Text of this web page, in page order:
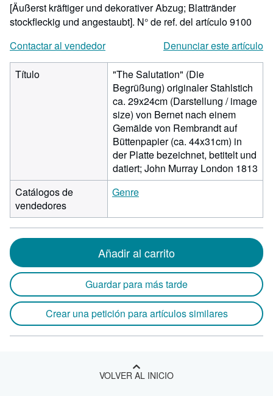
[Äußerst kräftiger und dekorativer Abzug; Blattränder
stockfleckig und angestaubt]. N° de ref. del artículo 9100
Contactar al vendedor
Denunciar este artículo
Título
"The Salutation" (Die
Begrüßung) originaler Stahlstich
ca. 29x24cm (Darstellung / image
size) von Bernet nach einem
Gemälde von Rembrandt auf
Büttenpapier (ca. 44x31cm) in
der Platte bezeichnet, betitelt und
datiert; John Murray London 1813
Catálogos de
vendedores
Genre
Añadir al carrito
Guardar para más tarde
Crear una petición para artículos similares
VOLVER AL INICIO